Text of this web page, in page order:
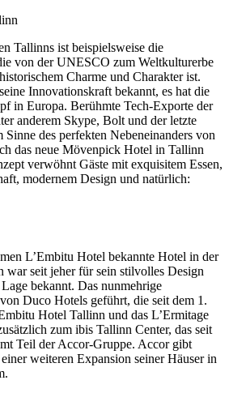
Tallinns ist beispielsweise die
von der UNESCO zum Weltkulturerbe
Charme und Charakter ist.
Innovationskraft bekannt, es hat die
in Europa. Berühmte Tech-Exporte der
anderem Skype, Bolt und der letzte
Sinne des perfekten Nebeneinanders von
das neue Mövenpick Hotel in Tallinn
verwöhnt Gäste mit exquisitem Essen,
modernem Design und natürlich:
L’Embitu Hotel bekannte Hotel in der
war seit jeher für sein stilvolles Design
bekannt. Das nunmehrige
Duco Hotels geführt, die seit dem 1.
Hotel Tallinn und das L’Ermitage
zum ibis Tallinn Center, das seit
Teil der Accor-Gruppe. Accor gibt
weiteren Expansion seiner Häuser in